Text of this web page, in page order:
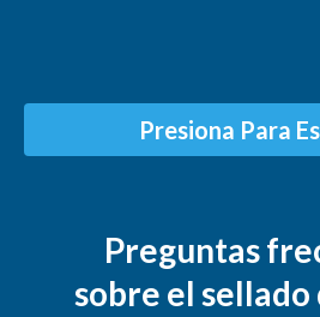
Presiona Para
Preguntas
sobre el sellado